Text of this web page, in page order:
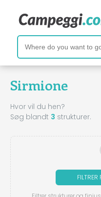
Sirmione
Hvor vil du hen?
Søg blandt 3 strukturer.
FILTRER